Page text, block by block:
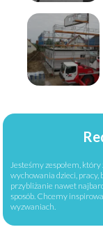
Jesteśmy zespołem,
wychowania dzieci,
przybliżanie nawet
sposób. Chcemy
wyzwaniach.